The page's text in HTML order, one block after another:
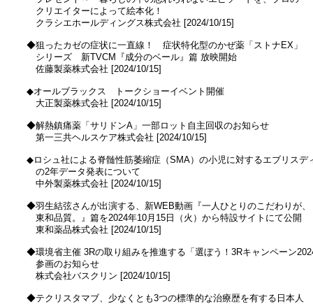
クリエイターによって絵本化！
クラシエホールディングス株式会社 [2024/10/15]
◆狙ったカゼの症状に一直線！　症状特化型のかぜ薬「ストナEX」
シリーズ　新TVCM『成分のベール』篇 放映開始
佐藤製薬株式会社 [2024/10/15]
◆オールブラックス　トークショーイベント開催
大正製薬株式会社 [2024/10/15]
◆解熱鎮痛薬「サリドンA」一部ロット自主回収のお知らせ
第一三共ヘルスケア株式会社 [2024/10/15]
◆ロシュ社による脊髄性筋萎縮症（SMA）の小児に対するエブリスデ
の2年データ発表について
中外製薬株式会社 [2024/10/15]
◆羽生結弦さんが出演する、新WEB動画『一人ひとりのこだわりが、
東和品質。』篇を2024年10月15日（火）から特設サイトにて公開
東和薬品株式会社 [2024/10/15]
◆環境省主催 3Rの取り組みを推進する「選ぼう！3Rキャンペーン
参画のお知らせ
株式会社バスクリン [2024/10/15]
◆テクリスタマブ、少なくとも3つの標準的な治療歴を有する日本人